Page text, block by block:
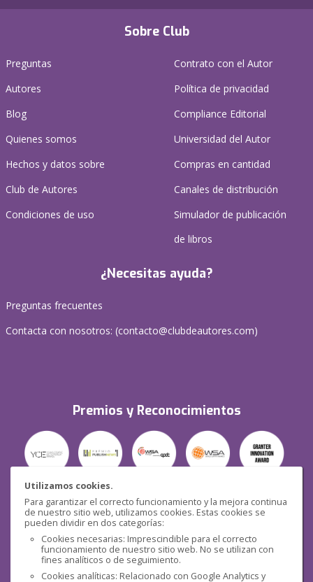
Utilizamos cookies.
Para garantizar el correcto funcionamiento y la mejora continua
de nuestro sitio web, utilizamos cookies. Estas cookies se
pueden dividir en dos categorías:
Cookies necesarias: Imprescindible para el correcto
funcionamiento de nuestro sitio web. No se utilizan con
fines analíticos o de seguimiento.
Cookies analíticas: Relacionado con Google Analytics y
Sobre Club
Preguntas
Autores
Blog
Quienes somos
Hechos y datos sobre
Club de Autores
Condiciones de uso
Contrato con el Autor
Política de privacidad
Compliance Editorial
Universidad del Autor
Compras en cantidad
Canales de distribución
Simulador de publicación
de libros
¿Necesitas ayuda?
Preguntas frecuentes
Contacta con nosotros: (contacto@clubdeautores.com)
Premios y Reconocimientos
Seguridad